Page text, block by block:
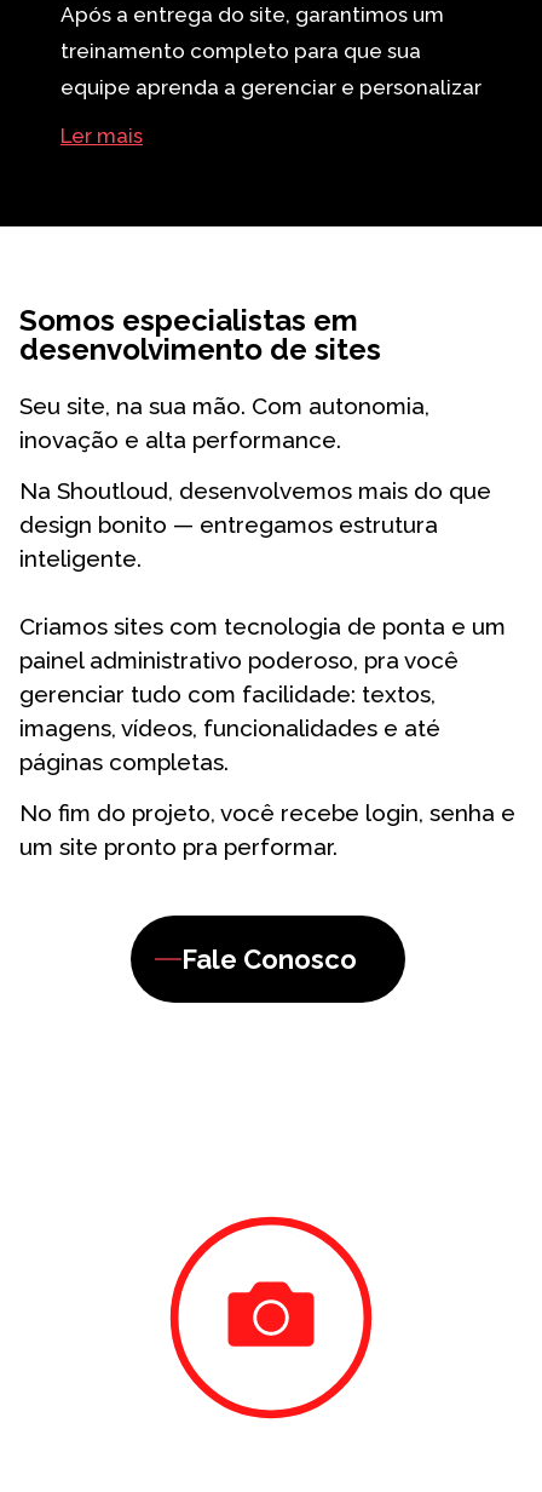
Após a entrega do site, garantimos um
treinamento completo para que sua
equipe aprenda a gerenciar e personalizar
o conteúdo com autonomia. Você
controle sobre sua plataforma digital.
Ler mais
Somos especialistas em
desenvolvimento de sites
Seu site, na sua mão. Com autonomia,
inovação e alta performance.
Na Shoutloud, desenvolvemos mais do que
design bonito — entregamos estrutura
inteligente.
Criamos sites com tecnologia de ponta e um
painel administrativo poderoso, pra você
gerenciar tudo com facilidade: textos,
imagens, vídeos, funcionalidades e até
páginas completas.
No fim do projeto, você recebe login, senha e
um site pronto pra performar.
Fale Conosco